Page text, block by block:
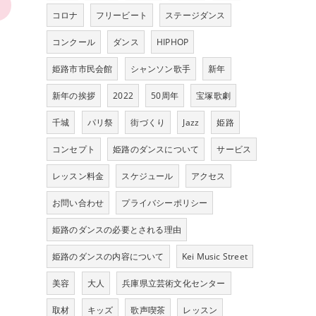
コロナ フリービート ステージダンス
コンクール ダンス HIPHOP
姫路市市民会館 シャンソン歌手 新年
新年の挨拶 2022 50周年 宝塚歌劇
千城 パリ祭 街づくり Jazz 姫路
コンセプト 姫路のダンスについて サービス
レッスン料金 スケジュール アクセス
お問い合わせ プライバシーポリシー
姫路のダンスの必要とされる理由
姫路のダンスの内容について Kei Music Street
美容 大人 兵庫県立芸術文化センター
取材 キッズ 歌声喫茶 レッスン